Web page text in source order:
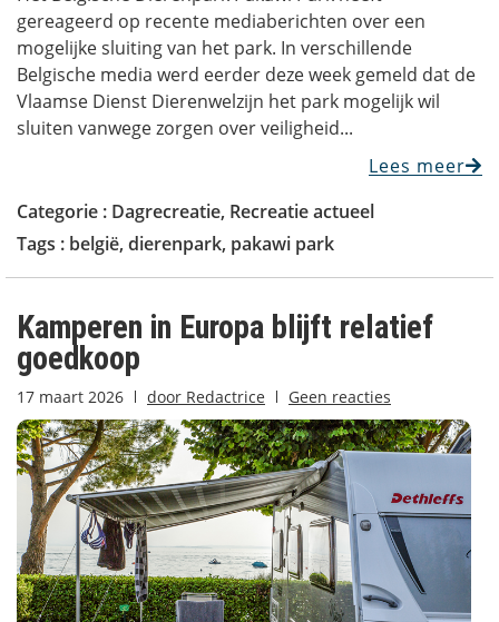
gereageerd op recente mediaberichten over een
mogelijke sluiting van het park. In verschillende
Belgische media werd eerder deze week gemeld dat de
Vlaamse Dienst Dierenwelzijn het park mogelijk wil
sluiten vanwege zorgen over veiligheid...
Lees meer
Categorie : Dagrecreatie, Recreatie actueel
Tags : belgië, dierenpark, pakawi park
Kamperen in Europa blijft relatief
goedkoop
17 maart 2026 door Redactrice Geen reacties